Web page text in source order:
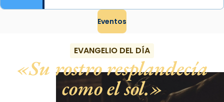
Eventos
EVANGELIO DEL DÍA
Su rostro resplandecía
como el sol.